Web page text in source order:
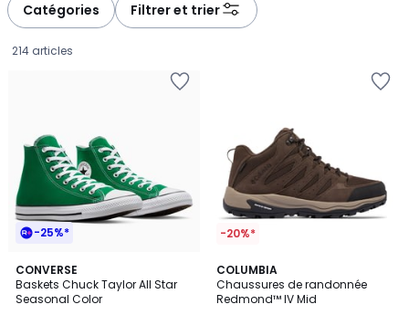
Catégories Filtrer et trier
214 articles
-25%*
CONVERSE
Baskets Chuck Taylor All Star
Seasonal Color
4,4
/ 5
13
Couleurs
-20%*
COLUMBIA
Chaussures de randonnée
Redmond™ IV Mid